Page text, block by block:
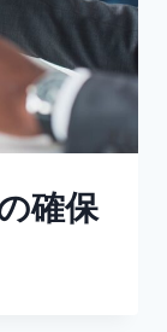
確保